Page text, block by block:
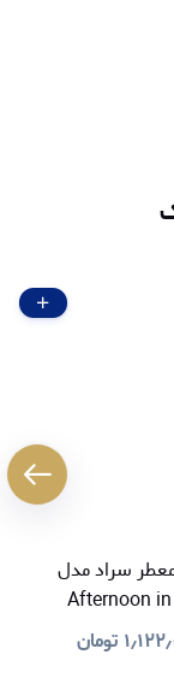
سراد مدل
Afternoon
تومان